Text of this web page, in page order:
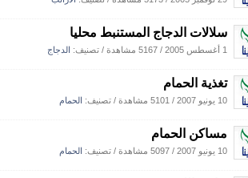
سلالات الدجاج المستنبط محليا
1 أغسطس 2005 / 5167 مشاهدة / تصنيف: الدجاج
تغذية الحمام
10 يونيو 2007 / 5101 مشاهدة / تصنيف: الحمام
مساكن الحمام
10 يونيو 2007 / 5097 مشاهدة / تصنيف: الحمام